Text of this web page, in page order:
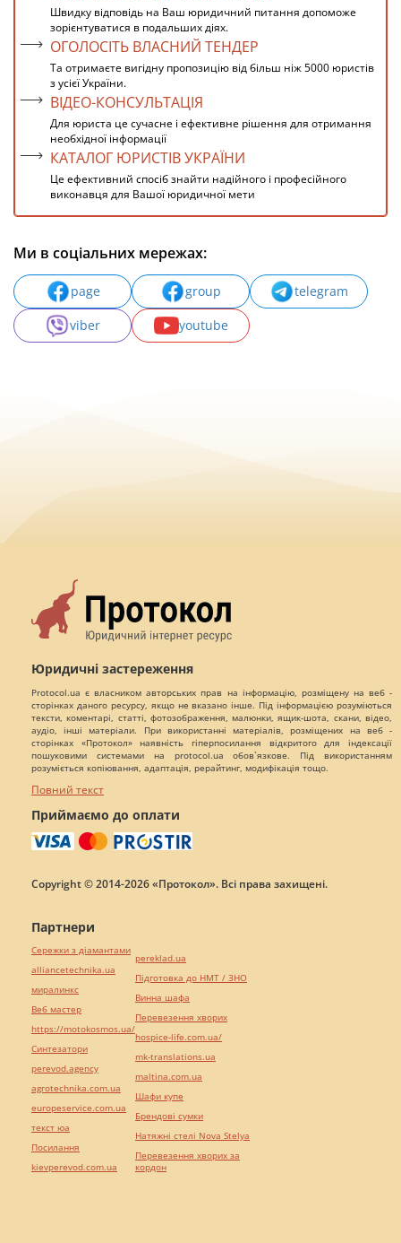
Швидку відповідь на Ваш юридичний питання допоможе
зорієнтуватися в подальших діях.
ОГОЛОСІТЬ ВЛАСНИЙ ТЕНДЕР
Та отримаєте вигідну пропозицію від більш ніж 5000 юристів
з усієї України.
ВІДЕО-КОНСУЛЬТАЦІЯ
Для юриста це сучасне і ефективне рішення для отримання
необхідної інформації
КАТАЛОГ ЮРИСТІВ УКРАЇНИ
Це ефективний спосіб знайти надійного і професійного
виконавця для Вашої юридичної мети
Ми в соціальних мережах:
page group
telegram
viber
youtube
Юридичні застереження
Protocol.ua є власником авторських прав на інформацію, розміщену на веб -
сторінках даного ресурсу, якщо не вказано інше. Під інформацією розуміються
тексти, коментарі, статті, фотозображення, малюнки, ящик-шота, скани, відео,
аудіо, інші матеріали. При використанні матеріалів, розміщених на веб -
сторінках «Протокол» наявність гіперпосилання відкритого для індексації
пошуковими системами на protocol.ua обов`язкове. Під використанням
розуміється копіювання, адаптація, рерайтинг, модифікація тощо.
Повний текст
Приймаємо до оплати
Copyright © 2014-2026 «Протокол». Всі права захищені.
Партнери
Сережки з діамантами
alliancetechnika.ua
миралинкс
Веб мастер
https://motokosmos.ua/
Синтезатори
perevod.agency
agrotechnika.com.ua
europeservice.com.ua
текст юа
Посилання
kievperevod.com.ua
pereklad.ua
Підготовка до НМТ / ЗНО
Винна шафа
Перевезення хворих
hospice-life.com.ua/
mk-translations.ua
maltina.com.ua
Шафи купе
Брендові сумки
Натяжні стелі Nova Stelya
Перевезення хворих за
кордон